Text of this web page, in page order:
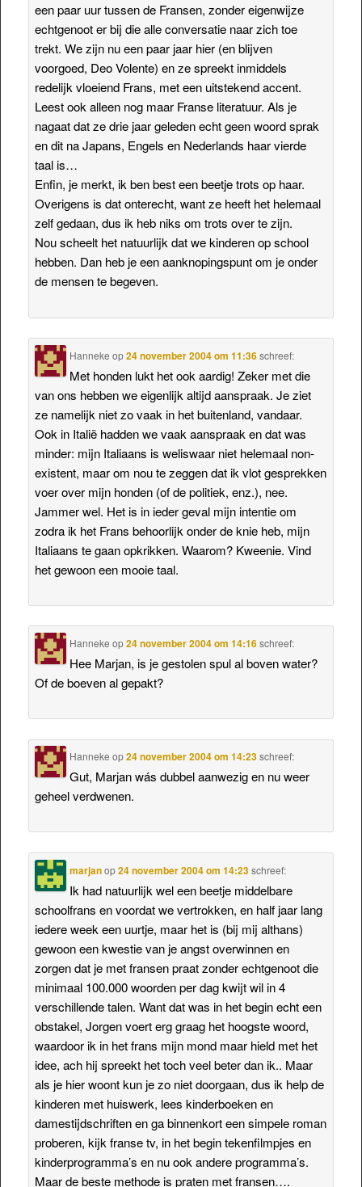
een paar uur tussen de Fransen, zonder eigenwijze
echtgenoot er bij die alle conversatie naar zich toe
trekt. We zijn nu een paar jaar hier (en blijven
voorgoed, Deo Volente) en ze spreekt inmiddels
redelijk vloeiend Frans, met een uitstekend accent.
Leest ook alleen nog maar Franse literatuur. Als je
nagaat dat ze drie jaar geleden echt geen woord sprak
en dit na Japans, Engels en Nederlands haar vierde
taal is…
Enfin, je merkt, ik ben best een beetje trots op haar.
Overigens is dat onterecht, want ze heeft het helemaal
zelf gedaan, dus ik heb niks om trots over te zijn.
Nou scheelt het natuurlijk dat we kinderen op school
hebben. Dan heb je een aanknopingspunt om je onder
de mensen te begeven.
Hanneke op24 november 2004 om 11:36 schreef:
Met honden lukt het ook aardig! Zeker met die
van ons hebben we eigenlijk altijd aanspraak. Je ziet
ze namelijk niet zo vaak in het buitenland, vandaar.
Ook in Italië hadden we vaak aanspraak en dat was
minder: mijn Italiaans is weliswaar niet helemaal non-
existent, maar om nou te zeggen dat ik vlot gesprekken
voer over mijn honden (of de politiek, enz.), nee.
Jammer wel. Het is in ieder geval mijn intentie om
zodra ik het Frans behoorlijk onder de knie heb, mijn
Italiaans te gaan opkrikken. Waarom? Kweenie. Vind
het gewoon een mooie taal.
Hanneke op24 november 2004 om 14:16 schreef:
Hee Marjan, is je gestolen spul al boven water?
Of de boeven al gepakt?
Hanneke op24 november 2004 om 14:23 schreef:
Gut, Marjan wás dubbel aanwezig en nu weer
geheel verdwenen.
marjanop24 november 2004 om 14:23 schreef:
Ik had natuurlijk wel een beetje middelbare
schoolfrans en voordat we vertrokken, en half jaar lang
iedere week een uurtje, maar het is (bij mij althans)
gewoon een kwestie van je angst overwinnen en
zorgen dat je met fransen praat zonder echtgenoot die
minimaal 100.000 woorden per dag kwijt wil in 4
verschillende talen. Want dat was in het begin echt een
obstakel, Jorgen voert erg graag het hoogste woord,
waardoor ik in het frans mijn mond maar hield met het
idee, ach hij spreekt het toch veel beter dan ik.. Maar
als je hier woont kun je zo niet doorgaan, dus ik help de
kinderen met huiswerk, lees kinderboeken en
damestijdschriften en ga binnenkort een simpele roman
proberen, kijk franse tv, in het begin tekenfilmpjes en
kinderprogramma’s en nu ook andere programma’s.
Maar de beste methode is praten met fransen….